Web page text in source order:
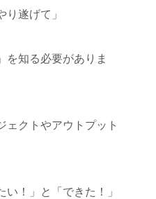
り遂げて」
を知る必要がありま
ェクトやアウトプット
！」と「できた！」